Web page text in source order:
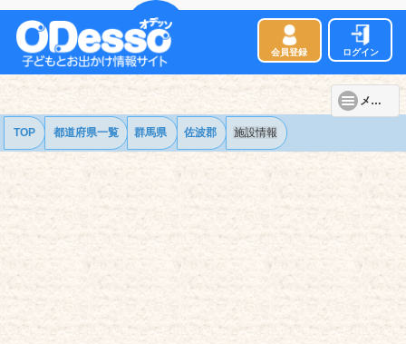
会員登録 ログイン
メニュー
TOP 都道府県一覧 群馬県 佐波郡 施設情報